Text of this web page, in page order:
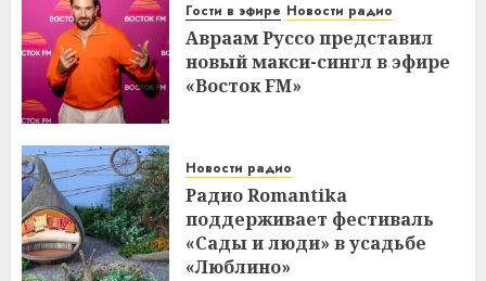
Гости в эфире Новости радио
Авраам Руссо представил
новый макси-сингл в эфире
«Восток FM»
Новости радио
Радио Romantika
поддерживает фестиваль
«Сады и люди» в усадьбе
«Люблино»